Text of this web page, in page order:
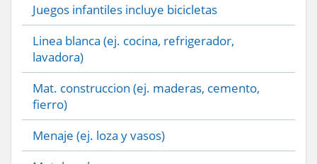
Juegos infantiles incluye bicicletas
Linea blanca (ej. cocina, refrigerador,
lavadora)
Mat. construccion (ej. maderas, cemento,
fierro)
Menaje (ej. loza y vasos)